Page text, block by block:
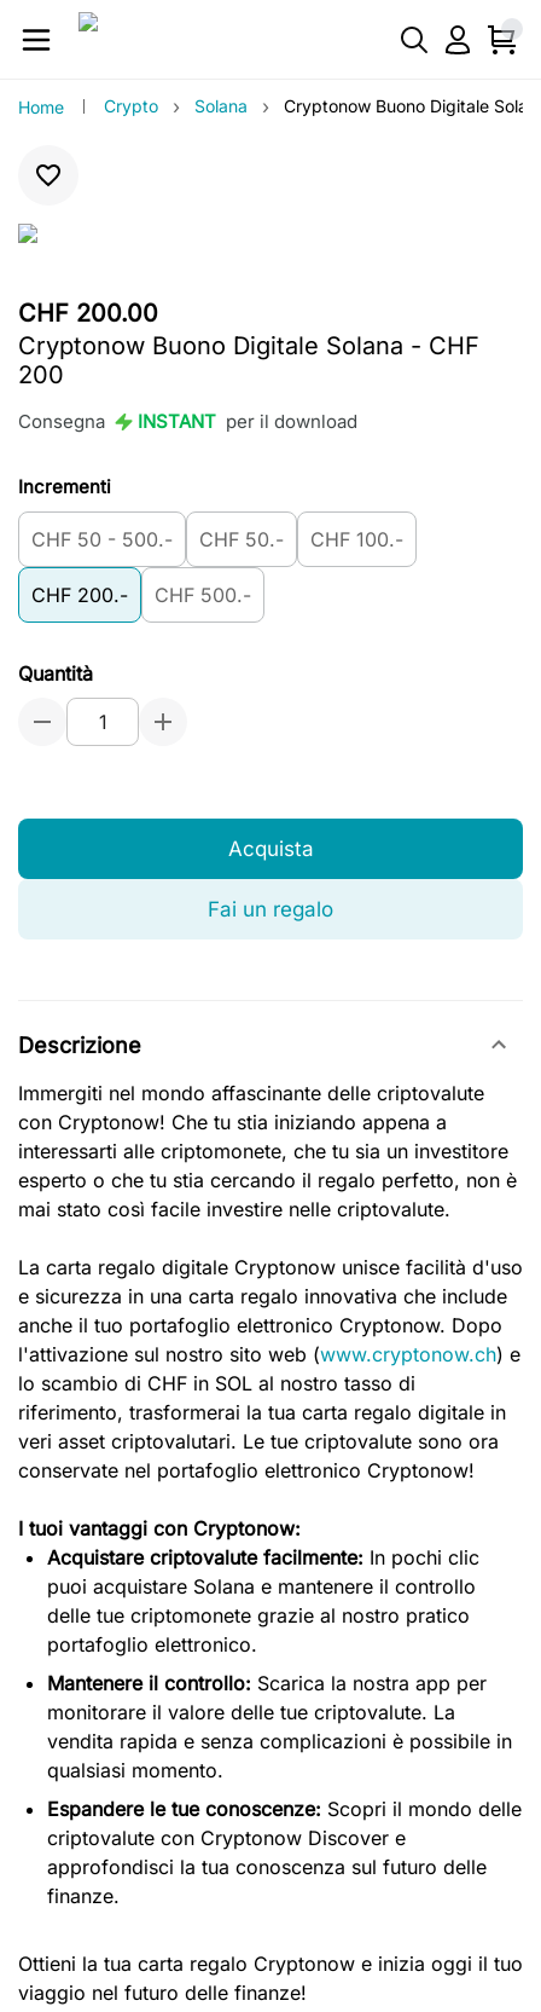
Home Crypto › Solana › Cryptonow Buono Digitale
CHF 200.00
Cryptonow Buono Digitale Solana - CHF
200
Consegna INSTANT per il download
Incrementi
CHF 50 - 500.- CHF 50.- CHF 100.-
CHF 200.- CHF 500.-
Quantità
Acquista
Fai un regalo
Descrizione
Immergiti nel mondo affascinante delle criptovalute
con Cryptonow! Che tu stia iniziando appena a
interessarti alle criptomonete, che tu sia un investitore
esperto o che tu stia cercando il regalo perfetto, non è
mai stato così facile investire nelle criptovalute.
La carta regalo digitale Cryptonow unisce facilità d'uso
e sicurezza in una carta regalo innovativa che include
anche il tuo portafoglio elettronico Cryptonow. Dopo
l'attivazione sul nostro sito web (www.cryptonow.ch) e
lo scambio di CHF in SOL al nostro tasso di
riferimento, trasformerai la tua carta regalo digitale in
veri asset criptovalutari. Le tue criptovalute sono ora
conservate nel portafoglio elettronico Cryptonow!
I tuoi vantaggi con Cryptonow:
Acquistare criptovalute facilmente: In pochi clic
puoi acquistare Solana e mantenere il controllo
delle tue criptomonete grazie al nostro pratico
portafoglio elettronico.
Mantenere il controllo: Scarica la nostra app per
monitorare il valore delle tue criptovalute. La
vendita rapida e senza complicazioni è possibile in
qualsiasi momento.
Espandere le tue conoscenze: Scopri il mondo delle
criptovalute con Cryptonow Discover e
approfondisci la tua conoscenza sul futuro delle
finanze.
Ottieni la tua carta regalo Cryptonow e inizia oggi il tuo
viaggio nel futuro delle finanze!